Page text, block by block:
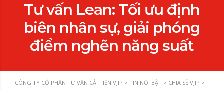
Tư vấn Lean: Tối ưu định
biên nhân sự, giải phóng
điểm nghẽn năng suất
CÔNG TY CỔ PHẦN TƯ VẤN CẢI TIẾN VJIP > TIN NỔI BẬT > CHIA SẺ VJIP >